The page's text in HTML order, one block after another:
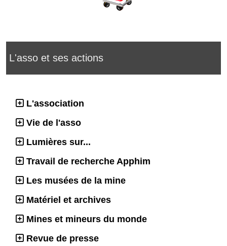
L'asso et ses actions
L'association
Vie de l'asso
Lumières sur...
Travail de recherche Apphim
Les musées de la mine
Matériel et archives
Mines et mineurs du monde
Revue de presse